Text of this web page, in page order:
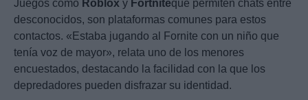
Juegos como Roblox y Fortniteque permiten chats entre
desconocidos, son plataformas comunes para estos
contactos. «Estaba jugando al Fornite con un niño que
tenía voz de mayor», relata uno de los menores
encuestados, destacando la facilidad con la que los
depredadores pueden disfrazar su identidad.